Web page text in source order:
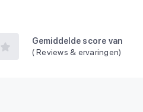
Gemiddelde score van
(Reviews & ervaringen)